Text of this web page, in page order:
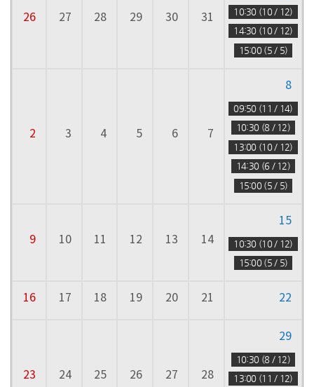
26 27 28 29 30 31
10:30 (10 / 12)
14:30 (10 / 12)
15:00 (5 / 5)
2 3 4 5 6 7
8
09:50 (11 / 14)
10:30 (8 / 12)
13:00 (10 / 12)
14:30 (6 / 12)
15:00 (5 / 5)
9 10 11 12 13 14
15
10:30 (10 / 12)
15:00 (5 / 5)
16 17 18 19 20 21 22
23 24 25 26 27 28
29
10:30 (8 / 12)
13:00 (11 / 12)